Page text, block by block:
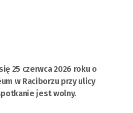
25 czerwca 2026 roku o
w Raciborzu przy ulicy
jest wolny.